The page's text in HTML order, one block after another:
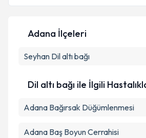
Metni'ni okudum ve kişisel
Adana İlçeleri
Seyhan Dil altı bağı
Dil altı bağı ile İlgili
Adana Bağırsak Düğümlenmesi
Adana Baş Boyun Cerrahisi